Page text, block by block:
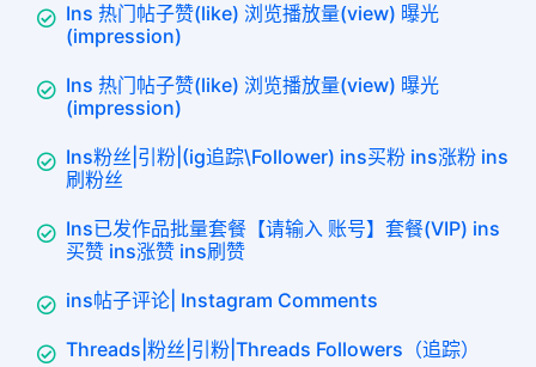
Ins 热门帖子赞(like) 浏览播放量(view) 曝光
(impression)
Ins 热门帖子赞(like) 浏览播放量(view) 曝光
(impression)
Ins粉丝|引粉|(ig追踪\Follower) ins买粉 ins涨粉 ins
刷粉丝
Ins已发作品批量套餐【请输入 账号】套餐(VIP) ins
买赞 ins涨赞 ins刷赞
ins帖子评论| Instagram Comments
Threads|粉丝|引粉|Threads Followers（追踪）